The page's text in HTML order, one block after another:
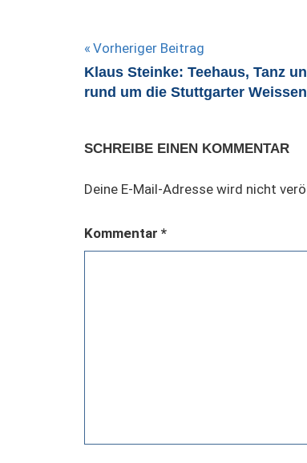
Beitragsnavigation
Vorheriger Beitrag
Klaus Steinke: Teehaus, Tanz
rund um die Stuttgarter
SCHREIBE EINEN KOMMENTAR
Deine E-Mail-Adresse wird nicht
Kommentar *